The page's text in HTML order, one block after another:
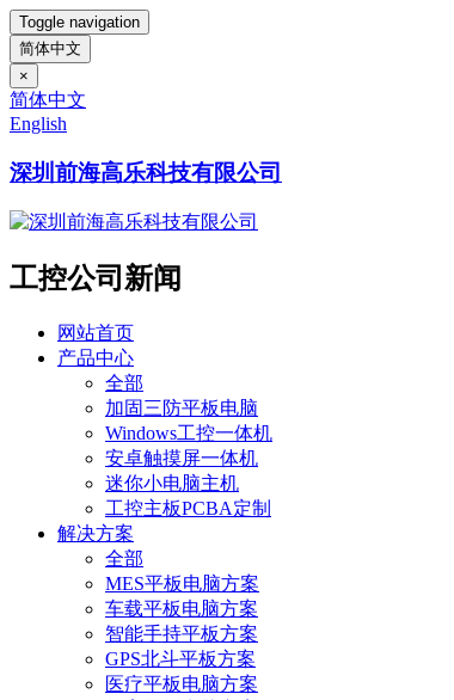
Toggle navigation
简体中文
×
简体中文
English
深圳前海高乐科技有限公司
工控公司新闻
网站首页
产品中心
全部
加固三防平板电脑
Windows工控一体机
安卓触摸屏一体机
迷你小电脑主机
工控主板PCBA定制
解决方案
全部
MES平板电脑方案
车载平板电脑方案
智能手持平板方案
GPS北斗平板方案
医疗平板电脑方案